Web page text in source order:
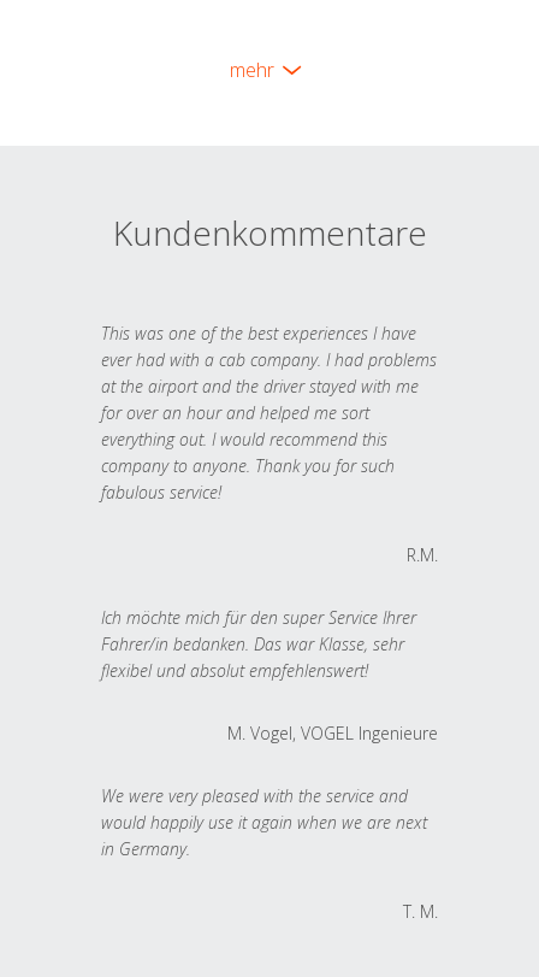
mehr
Kundenkommentare
This was one of the best experiences I have
ever had with a cab company. I had problems
at the airport and the driver stayed with me
for over an hour and helped me sort
everything out. I would recommend this
company to anyone. Thank you for such
fabulous service!
R.M.
Ich möchte mich für den super Service Ihrer
Fahrer/in bedanken. Das war Klasse, sehr
flexibel und absolut empfehlenswert!
M. Vogel, VOGEL Ingenieure
We were very pleased with the service and
would happily use it again when we are next
in Germany.
T. M.